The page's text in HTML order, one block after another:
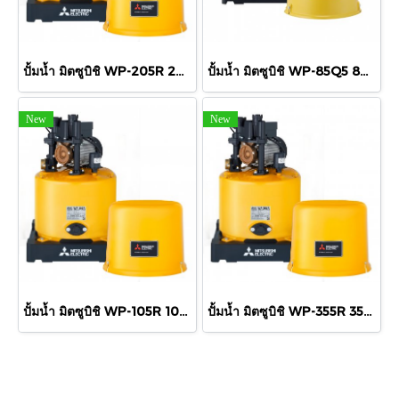
ปั้มน้ำ มิตซูบิชิ WP-205R 200 วัตต์ 1"x1" ปั้มน้ำ มิตซูบิชิ WP-85Q5 80 วัตต์ 3/4"x3/4"
New
ปั้มน้ำ มิตซูบิชิ WP-105R 100 วัตต์
New
ปั้มน้ำ มิตซูบิชิ WP-355R 350 วัตต์ 1 1/4"x1